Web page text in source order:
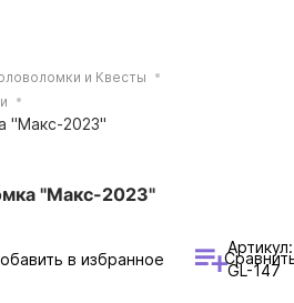
и Квесты
"Макс-2023"
"Макс-2023"
в избранное
Артикул:
GL-147